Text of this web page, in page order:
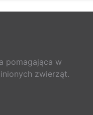
pomagająca w
zwierząt.